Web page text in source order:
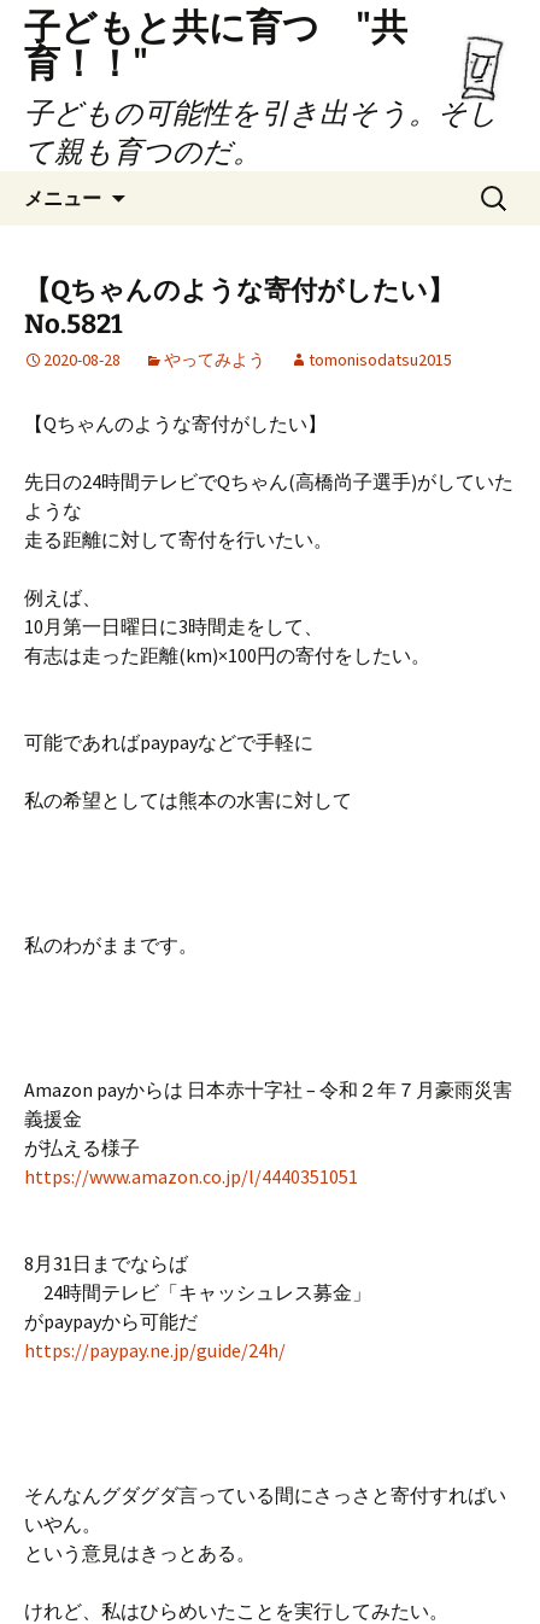
子どもと共に育つ "共
育！！"
子どもの可能性を引き出そう。そし
て親も育つのだ。
メニュー
ツ
ッ
検
索:
【Qちゃんのような寄付がしたい】
No.5821
2020-08-28 やってみよう tomonisodatsu2015
【Qちゃんのような寄付がしたい】
先日の24時間テレビでQちゃん(高橋尚子選手)がしていた
ような
走る距離に対して寄付を行いたい。
例えば、
10月第一日曜日に3時間走をして、
有志は走った距離(km)×100円の寄付をしたい。
可能であればpaypayなどで手軽に
私の希望としては熊本の水害に対して
私のわがままです。
Amazon payからは 日本赤十字社 – 令和２年７月豪雨災害
義援金
が払える様子
https://www.amazon.co.jp/l/4440351051
8月31日までならば
24時間テレビ「キャッシュレス募金」
がpaypayから可能だ
https://paypay.ne.jp/guide/24h/
そんなんグダグダ言っている間にさっさと寄付すればい
いやん。
という意見はきっとある。
けれど、私はひらめいたことを実行してみたい。